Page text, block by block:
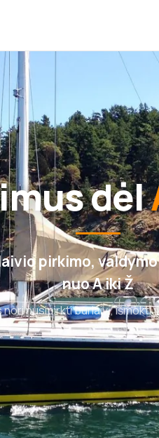
dėl
pirkimo,
nuo A iki Ž
nori nusipirkti burlaivį, išmokti